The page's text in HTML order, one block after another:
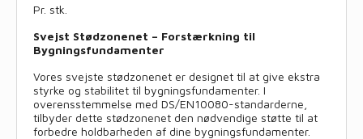
Pr. stk.
Svejst Stødzonenet – Forstærkning til
Bygningsfundamenter
Vores svejste stødzonenet er designet til at give ekstra
styrke og stabilitet til bygningsfundamenter. I
overensstemmelse med DS/EN10080-standarderne,
tilbyder dette stødzonenet den nødvendige støtte til at
forbedre holdbarheden af dine bygningsfundamenter.